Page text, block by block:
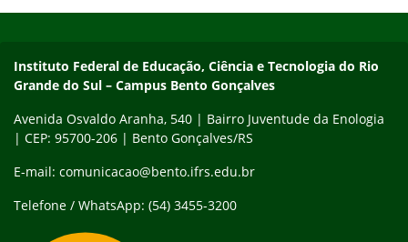
Contato
Instituto Federal de Educação, Ciência e Tecnologia do Rio
Grande do Sul – Campus Bento Gonçalves
Avenida Osvaldo Aranha, 540 | Bairro Juventude da Enologia
| CEP: 95700-206 | Bento Gonçalves/RS
E-mail: comunicacao@bento.ifrs.edu.br
Telefone / WhatsApp: (54) 3455-3200